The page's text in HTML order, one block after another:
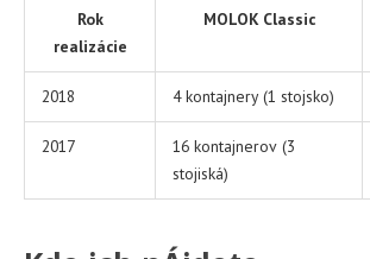
Rok
realizácie
MOLOK Classic
2018 4 kontajnery (1 stojsko)
2017
16 kontajnerov (3
stojiská)